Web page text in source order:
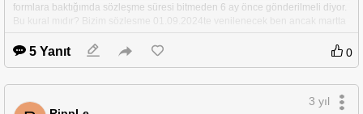
formlara baktığımda sözleşme süresi bitmeden 6 ay önce gönderilmeli diyor.
Bu kural mıdır? Bizim sözleşme 01.09.2024te yenilenecek ben ancak martta
mı bu ihtarnameyi gönderebilirim? Yoksa 6 ay süre tanıdıktan sonra
herhangi bir zamanda gönderebilir miyim?
tecrübeli biri var mı aramızda?
5 Yanıt 0
3 yıl